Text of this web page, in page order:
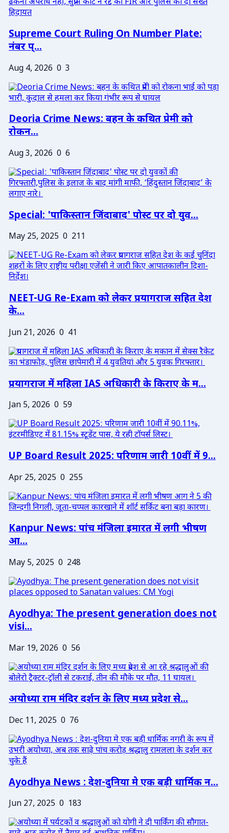
Supreme Court Ruling On Number Plate:
नंबर प्...
Aug 4, 2026 0 3
Deoria Crime News: बहन के कथित प्रेमी को
रोकन...
Aug 3, 2026 0 6
Special: 'पाकिस्तान जिंदाबाद' पोस्ट पर दो युव...
May 25, 2025 0 211
NEET-UG Re-Exam को लेकर प्रयागराज सहित देश
के...
Jun 21, 2026 0 41
प्रयागराज में महिला IAS अधिकारी के किराए के म...
Jan 5, 2026 0 59
UP Board Result 2025: परिणाम जारी 10वीं में 9...
Apr 25, 2025 0 255
Kanpur News: पांच मंजिला इमारत में लगी भीषण
आ...
May 5, 2025 0 248
Ayodhya: The present generation does not
visi...
Mar 19, 2026 0 56
अयोध्या राम मंदिर दर्शन के लिए मध्य प्रदेश से...
Dec 11, 2025 0 76
Ayodhya News : देश-दुनिया मे एक बड़ी धार्मिक न...
Jun 27, 2025 0 183